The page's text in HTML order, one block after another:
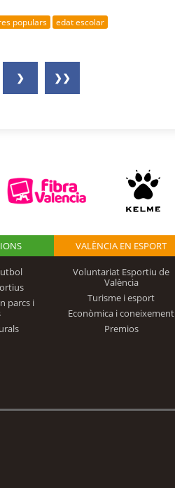
populars
edat escolar
❯ ❯❯
parcs i
VALÈNCIA EN ESPORT
Voluntariat Esportiu de
València
Turisme i esport
Econòmica i coneixement
Premios